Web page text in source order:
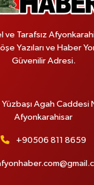
ve Tarafsız
Yazıları ve Haber
Güvenilir Adresi.
Yüzbaşı Agah
Afyonkarahisar
+90506 811 8659